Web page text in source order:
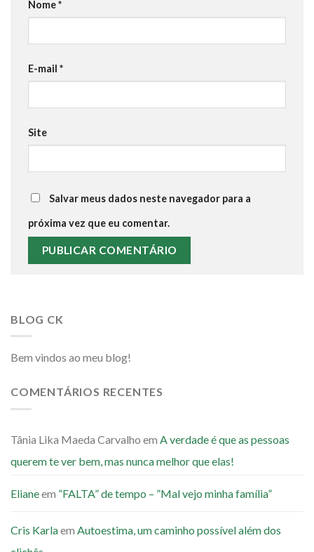
Nome*
E-mail *
Site
Salvar meus dados neste navegador para a
próxima vez que eu comentar.
BLOG CK
Bem vindos ao meu blog!
COMENTÁRIOS RECENTES
Tânia Lika Maeda Carvalho em A verdade é que as pessoas
querem te ver bem, mas nunca melhor que elas!
Elianeem ”FALTA” de tempo – ”Mal vejo minha família”
Cris Karlaem Autoestima, um caminho possível além dos